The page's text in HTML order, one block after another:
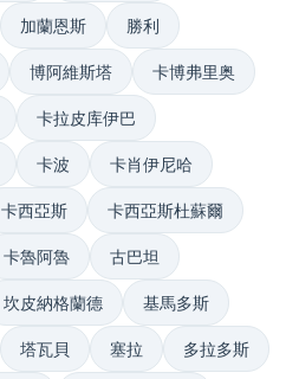
加蘭恩斯 勝利
博阿維斯塔 卡博弗里奥
卡拉皮库伊巴
卡波 卡肖伊尼哈
卡西亞斯 卡西亞斯杜蘇爾
卡魯阿魯 古巴坦
坎皮納格蘭德 基馬多斯
塔瓦貝 塞拉 多拉多斯